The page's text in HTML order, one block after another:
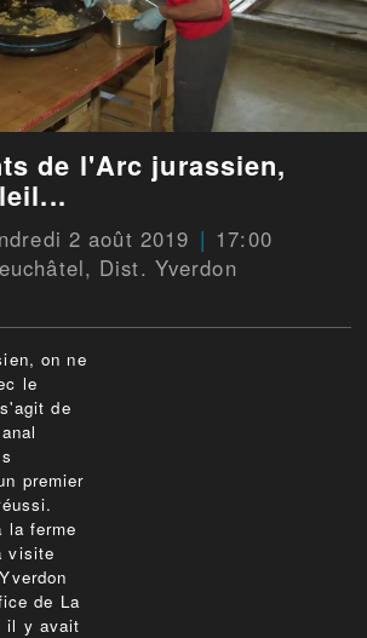
de l'Arc jurassien,
2 août 2019
17:00
, Dist. Yverdon
on ne
le
de
premier
la ferme
visite
de La
il y avait